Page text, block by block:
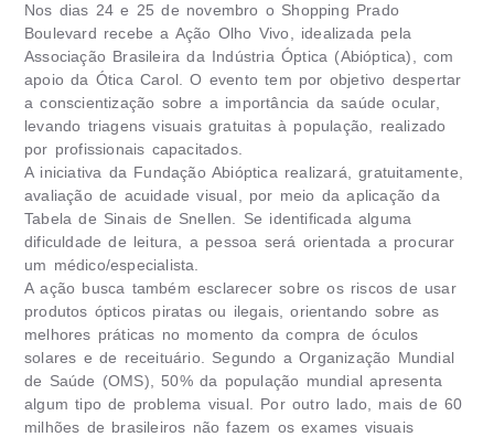
Nos dias 24 e 25 de novembro o Shopping Prado
Boulevard recebe a Ação Olho Vivo, idealizada pela
Associação Brasileira da Indústria Óptica (Abióptica), com
apoio da Ótica Carol. O evento tem por objetivo despertar
a conscientização sobre a importância da saúde ocular,
levando triagens visuais gratuitas à população, realizado
por profissionais capacitados.
A iniciativa da Fundação Abióptica realizará, gratuitamente,
avaliação de acuidade visual, por meio da aplicação da
Tabela de Sinais de Snellen. Se identificada alguma
dificuldade de leitura, a pessoa será orientada a procurar
um médico/especialista.
A ação busca também esclarecer sobre os riscos de usar
produtos ópticos piratas ou ilegais, orientando sobre as
melhores práticas no momento da compra de óculos
solares e de receituário. Segundo a Organização Mundial
de Saúde (OMS), 50% da população mundial apresenta
algum tipo de problema visual. Por outro lado, mais de 60
milhões de brasileiros não fazem os exames visuais